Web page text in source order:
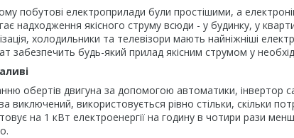
побутові електроприлади були простішими, а
надходження якісного струму всюди - у будинку, у
холодильники та телевізори мають найніжніші
забезпечить будь-який прилад якісним струмом у
обертів двигуна за допомогою автоматики, інвертор
виключений, використовується рівно стільки, скільки
на 1 кВт електроенергії на годину в чотири рази